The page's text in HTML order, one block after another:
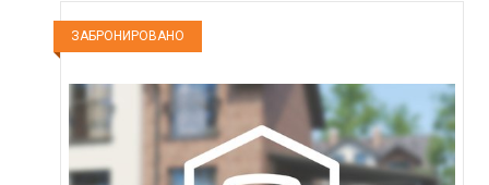
ЗАБРОНИРОВАНО